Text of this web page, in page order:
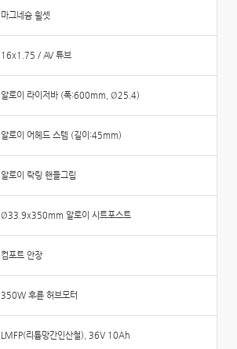
마그네슘 휠셋
16x1.75 / AV 튜브
알로이 라이저바 (폭:600mm, Ø25.4)
알로이 어헤드 스템 (길이:45mm)
알로이 락링 핸들그립
Ø33.9x350mm 알로이 시트포스트
컴포트 안장
350W 후륜 허브모터
LMFP(리튬망간인산철), 36V 10Ah